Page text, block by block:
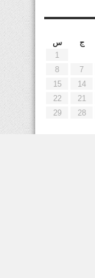
ج
س
1
7
8
14
15
21
22
28
29